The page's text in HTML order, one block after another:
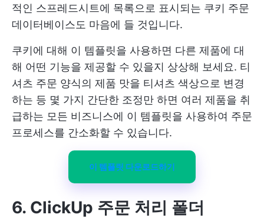
적인 스프레드시트에 목록으로 표시되는 쿠키 주문
데이터베이스도 마음에 들 것입니다.
쿠키에 대해 이 템플릿을 사용하면 다른 제품에 대
해 어떤 기능을 제공할 수 있을지 상상해 보세요. 티
셔츠 주문 양식의 제품 맛을 티셔츠 색상으로 변경
하는 등 몇 가지 간단한 조정만 하면 여러 제품을 취
급하는 모든 비즈니스에 이 템플릿을 사용하여 주문
프로세스를 간소화할 수 있습니다.
이 템플릿 다운로드하기
6. ClickUp 주문 처리 폴더